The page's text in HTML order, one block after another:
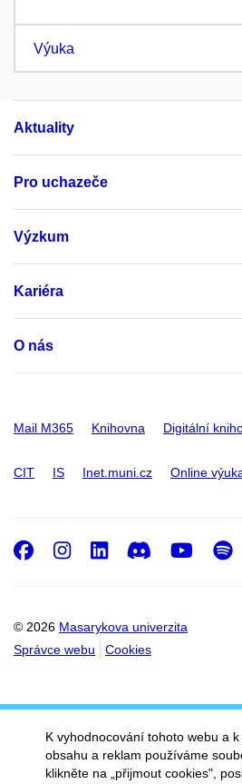
Výuka
Aktuality
Pro uchazeče
Výzkum
Kariéra
O nás
Mail M365 Knihovna Digitální
CIT IS Inet.muni.cz Online
© 2026 Masarykova univerzita
Správce webu
Cookies
Facebook
Instagram
LinkedIn
Discord
K vyhodnocování tohoto webu a
obsahu a reklam používáme
klikněte na „přijmout cookies",